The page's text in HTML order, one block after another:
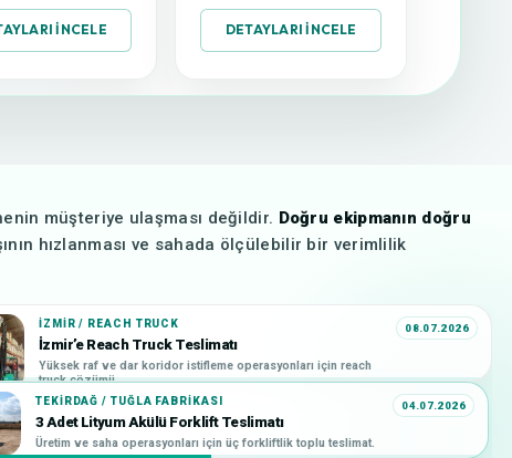
İNCELE DETAYLARI İNCELE
müşteriye ulaşması değildir. Doğru ekipmanın doğru
hızlanması ve sahada ölçülebilir bir verimlilik
08.07.2026
İZMIR / REACH TRUCK
İzmir’e Reach Truck Teslimatı
Yüksek raf ve dar koridor istifleme operasyonları için reach
truck çözümü.
04.07.2026
TEKIRDAĞ / TUĞLA FABRIKASI
3 Adet Lityum Akülü Forklift Teslimatı
Üretim ve saha operasyonları için üç forkliftlik toplu teslimat.